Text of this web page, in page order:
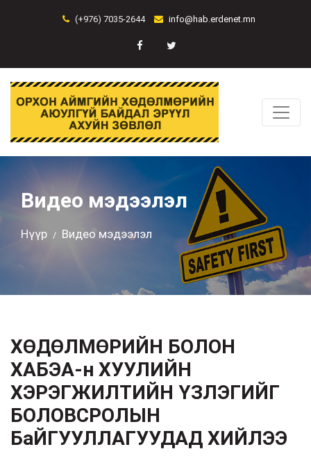
(+976) 7035-2644 info@hab.erdenet.mn
Видео мэдээлэл
Нүүр Видео мэдээлэл
ХӨДӨЛМӨРИЙН БОЛОН
ХАБЭА-н ХУУЛИЙН
ХЭРЭГЖИЛТИЙН ҮЗЛЭГИЙГ
БОЛОВСРОЛЫН
БаЙГУУЛЛАГУУДАД ХИЙЛЭЭ